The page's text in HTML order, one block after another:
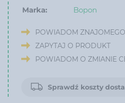
Marka:
Bopon
POWIADOM ZNAJOMEGO
ZAPYTAJ O PRODUKT
POWIADOM O ZMIANIE
Sprawdź koszty